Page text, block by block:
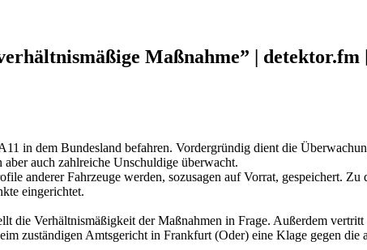
Maßnahme” | detektor.fm
in dem Bundesland befahren. Vordergründig dient die
auch zahlreiche Unschuldige überwacht.
anderer Fahrzeuge werden, sozusagen auf Vorrat, gespeichert. Zu
eingerichtet.
die Verhältnismäßigkeit der Maßnahmen in Frage. Außerdem
zuständigen Amtsgericht in Frankfurt (Oder) eine Klage gegen die